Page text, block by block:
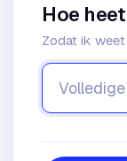
Hoe
Zodat ik weet